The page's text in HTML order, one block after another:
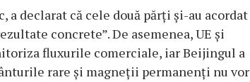
a declarat că cele două părţi şi-au acordat
concrete”. De asemenea, UE şi
fluxurile comerciale, iar Beijingul a
rare şi magneţii permanenţi nu vor